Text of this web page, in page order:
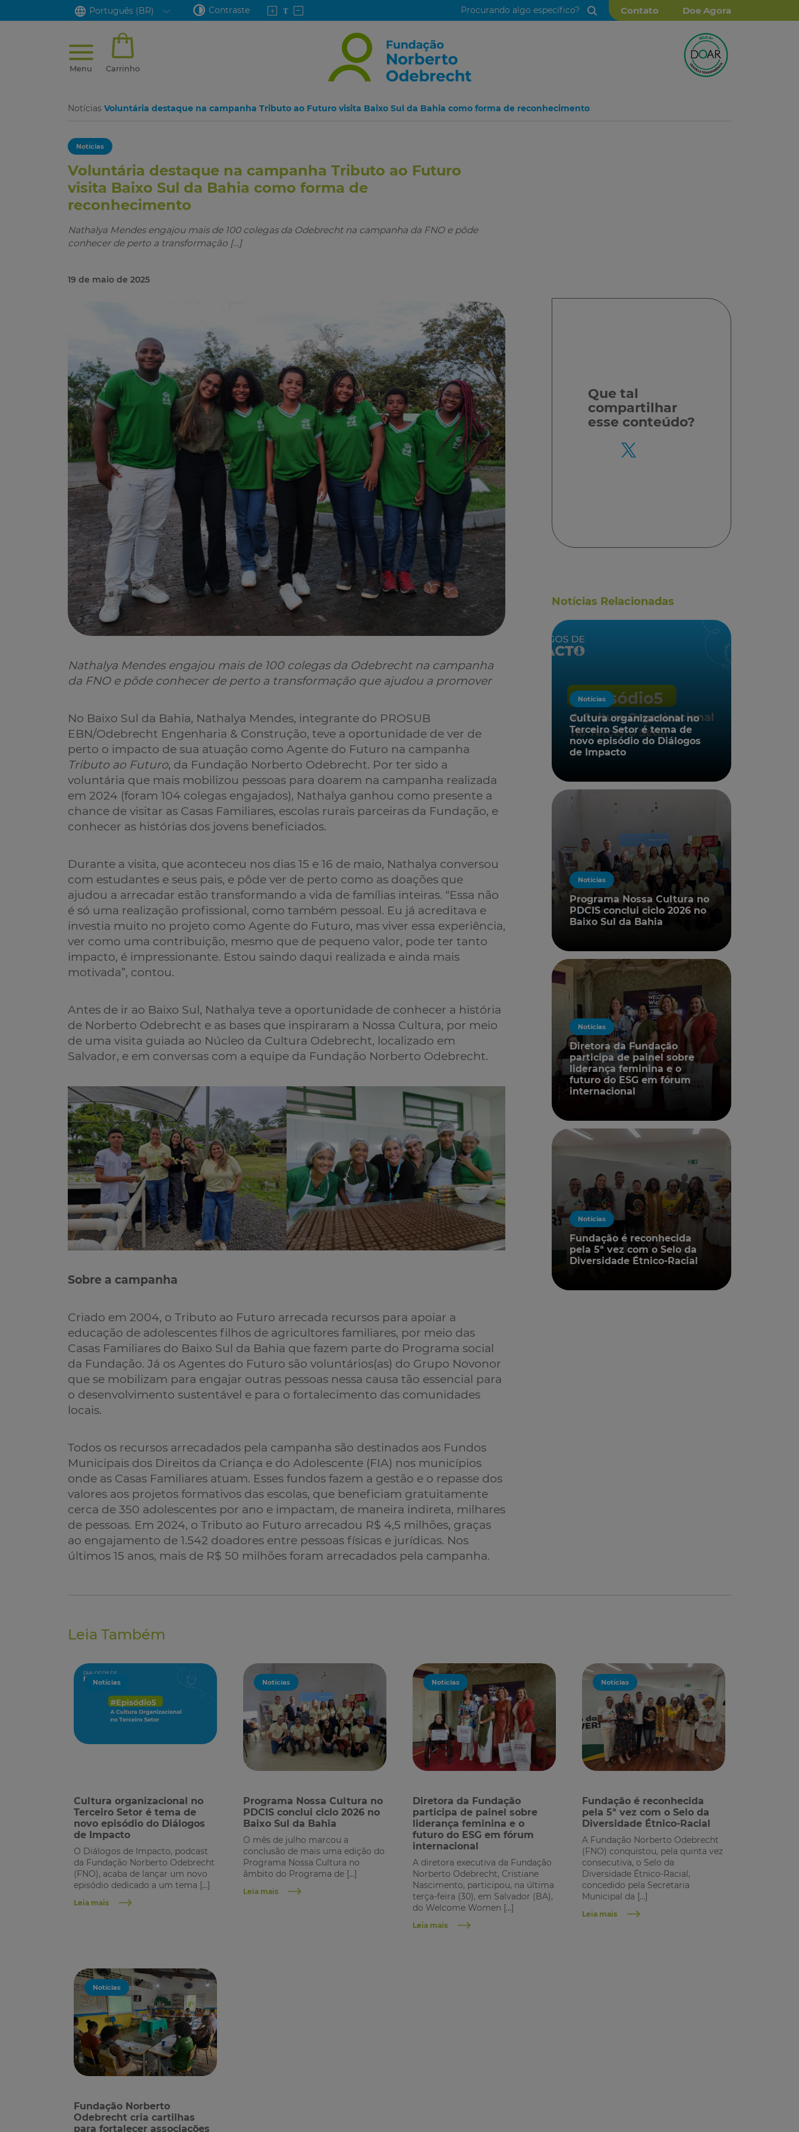
Português (BR) Contraste Contato Doe Agora
Menu Carrinho
Notícias Voluntária destaque na campanha Tributo ao Futuro visita Baixo Sul da Bahia como forma de reconhecimento
Notícias
Voluntária destaque na campanha Tributo ao Futuro
visita Baixo Sul da Bahia como forma de
reconhecimento
Nathalya Mendes engajou mais de 100 colegas da Odebrecht na campanha da FNO e pôde
conhecer de perto a transformação […]
19 de maio de 2025
Nathalya Mendes engajou mais de 100 colegas da Odebrecht na campanha
da FNO e pôde conhecer de perto a transformação que ajudou a promover
No Baixo Sul da Bahia, Nathalya Mendes, integrante do PROSUB
EBN/Odebrecht Engenharia & Construção, teve a oportunidade de ver de
perto o impacto de sua atuação como Agente do Futuro na campanha
Tributo ao Futuro, da Fundação Norberto Odebrecht. Por ter sido a
voluntária que mais mobilizou pessoas para doarem na campanha realizada
em 2024 (foram 104 colegas engajados), Nathalya ganhou como presente a
chance de visitar as Casas Familiares, escolas rurais parceiras da Fundação, e
conhecer as histórias dos jovens beneficiados.
Durante a visita, que aconteceu nos dias 15 e 16 de maio, Nathalya conversou
com estudantes e seus pais, e pôde ver de perto como as doações que
ajudou a arrecadar estão transformando a vida de famílias inteiras. “Essa não
é só uma realização profissional, como também pessoal. Eu já acreditava e
investia muito no projeto como Agente do Futuro, mas viver essa experiência,
ver como uma contribuição, mesmo que de pequeno valor, pode ter tanto
impacto, é impressionante. Estou saindo daqui realizada e ainda mais
motivada”, contou.
Antes de ir ao Baixo Sul, Nathalya teve a oportunidade de conhecer a história
de Norberto Odebrecht e as bases que inspiraram a Nossa Cultura, por meio
de uma visita guiada ao Núcleo da Cultura Odebrecht, localizado em
Salvador, e em conversas com a equipe da Fundação Norberto Odebrecht.
Sobre a campanha
Criado em 2004, o Tributo ao Futuro arrecada recursos para apoiar a
educação de adolescentes filhos de agricultores familiares, por meio das
Casas Familiares do Baixo Sul da Bahia que fazem parte do Programa social
da Fundação. Já os Agentes do Futuro são voluntários(as) do Grupo Novonor
que se mobilizam para engajar outras pessoas nessa causa tão essencial para
o desenvolvimento sustentável e para o fortalecimento das comunidades
locais.
Todos os recursos arrecadados pela campanha são destinados aos Fundos
Municipais dos Direitos da Criança e do Adolescente (FIA) nos municípios
onde as Casas Familiares atuam. Esses fundos fazem a gestão e o repasse dos
valores aos projetos formativos das escolas, que beneficiam gratuitamente
cerca de 350 adolescentes por ano e impactam, de maneira indireta, milhares
de pessoas. Em 2024, o Tributo ao Futuro arrecadou R$ 4,5 milhões, graças
ao engajamento de 1.542 doadores entre pessoas físicas e jurídicas. Nos
últimos 15 anos, mais de R$ 50 milhões foram arrecadados pela campanha.
Que tal
compartilhar
esse conteúdo?
Notícias Relacionadas
Notícias
Cultura organizacional no
Terceiro Setor é tema de
novo episódio do Diálogos
de Impacto
Notícias
Programa Nossa Cultura no
PDCIS conclui ciclo 2026 no
Baixo Sul da Bahia
Notícias
Diretora da Fundação
participa de painel sobre
liderança feminina e o
futuro do ESG em fórum
internacional
Notícias
Fundação é reconhecida
pela 5ª vez com o Selo da
Diversidade Étnico-Racial
Leia Também
Notícias
Cultura organizacional no
Terceiro Setor é tema de
novo episódio do Diálogos
de Impacto
O Diálogos de Impacto, podcast
da Fundação Norberto Odebrecht
(FNO), acaba de lançar um novo
episódio dedicado a um tema […]
Leia mais
Notícias
Programa Nossa Cultura no
PDCIS conclui ciclo 2026 no
Baixo Sul da Bahia
O mês de julho marcou a
conclusão de mais uma edição do
Programa Nossa Cultura no
âmbito do Programa de […]
Leia mais
Notícias
Diretora da Fundação
participa de painel sobre
liderança feminina e o
futuro do ESG em fórum
internacional
A diretora executiva da Fundação
Norberto Odebrecht, Cristiane
Nascimento, participou, na última
terça-feira (30), em Salvador (BA),
do Welcome Women […]
Leia mais
Notícias
Fundação é reconhecida
pela 5ª vez com o Selo da
Diversidade Étnico-Racial
A Fundação Norberto Odebrecht
(FNO) conquistou, pela quinta vez
consecutiva, o Selo da
Diversidade Étnico-Racial,
concedido pela Secretaria
Municipal da […]
Leia mais
Notícias
Fundação Norberto
Odebrecht cria cartilhas
para fortalecer associações